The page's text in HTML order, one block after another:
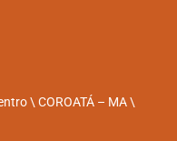
\ COROATÁ – MA \